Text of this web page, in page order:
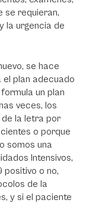
se requieran,
la urgencia de
se hace
plan adecuado
un plan
veces, los
de la letra por
o porque
somos una
Intensivos,
positivo o no,
de la
y si el paciente